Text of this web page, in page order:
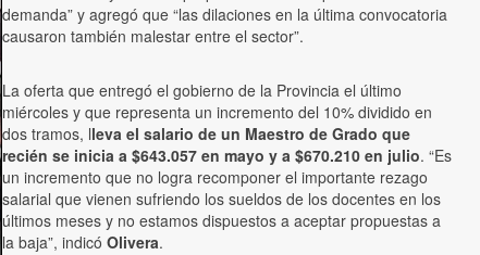
demanda” y agregó que “las dilaciones en la última convocatoria
causaron también malestar entre el sector”.
La oferta que entregó el gobierno de la Provincia el último
miércoles y que representa un incremento del 10% dividido en
dos tramos, lleva el salario de un Maestro de Grado que
recién se inicia a $643.057 en mayo y a $670.210 en julio. “Es
un incremento que no logra recomponer el importante rezago
salarial que vienen sufriendo los sueldos de los docentes en los
últimos meses y no estamos dispuestos a aceptar propuestas a
la baja”, indicó Olivera.